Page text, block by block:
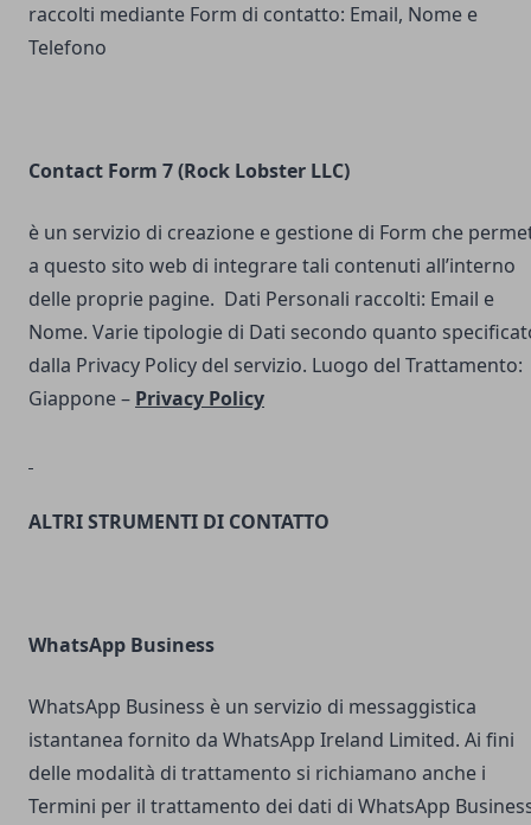
raccolti mediante Form di contatto: Email, Nome e
Telefono
Contact Form 7 (Rock Lobster LLC)
è un servizio di creazione e gestione di Form che
a questo sito web di integrare tali contenuti all’interno
delle proprie pagine. Dati Personali raccolti: Email e
Nome. Varie tipologie di Dati secondo quanto
dalla Privacy Policy del servizio. Luogo del Trattamento:
Giappone – Privacy Policy
ALTRI STRUMENTI DI CONTATTO
WhatsApp Business
WhatsApp Business è un servizio di messaggistica
istantanea fornito da WhatsApp Ireland Limited. Ai fini
delle modalità di trattamento si richiamano anche i
Termini per il trattamento dei dati di WhatsApp